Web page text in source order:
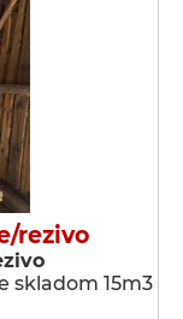
rezivo
skladom 15m3